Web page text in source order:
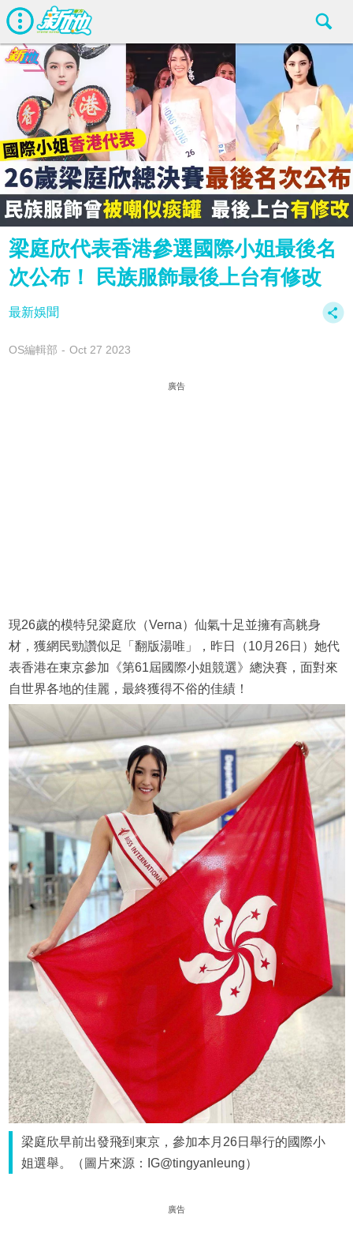
梁庭欣代表香港參選國際小姐最後名
次公布！ 民族服飾最後上台有修改
最新娛聞
OS編輯部 Oct 27 2023
廣告
現26歲的模特兒梁庭欣（Verna）仙氣十足並擁有高䠷身
材，獲網民勁讚似足「翻版湯唯」，昨日（10月26日）她代
表香港在東京參加《第61屆國際小姐競選》總決賽，面對來
自世界各地的佳麗，最終獲得不俗的佳績！
梁庭欣早前出發飛到東京，參加本月26日舉行的國際小
姐選舉。（圖片來源：IG@tingyanleung）
廣告